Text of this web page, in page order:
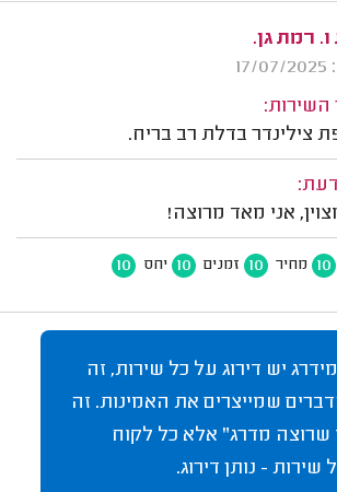
רמת גן.
השירות:
צילינדר בדלת רב בריח.
אני מאד מרוצה!
10 מחיר 10 זמנים 10 יחס 10
יש דירוג על כל שירות, זה
שמייצרים את האמינות. זה
שרוצה מדרג" אלא כל לקוח
- נותן דירוג.